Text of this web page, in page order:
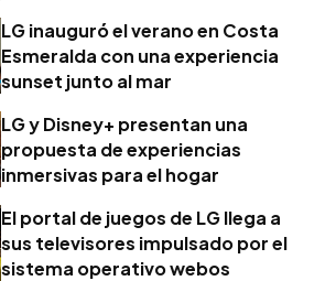
LG inauguró el verano en Costa
Esmeralda con una experiencia
sunset junto al mar
LG y Disney+ presentan una
propuesta de experiencias
inmersivas para el hogar
El portal de juegos de LG llega a
sus televisores impulsado por el
sistema operativo webos